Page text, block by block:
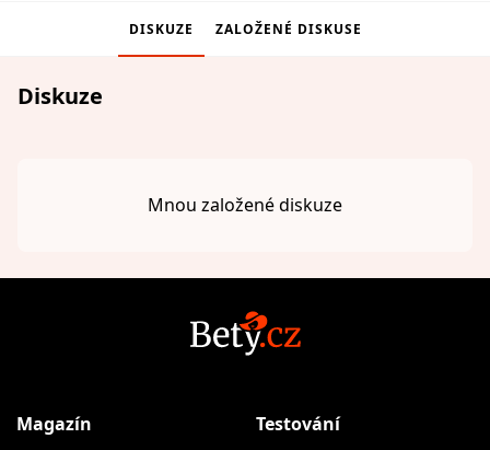
DISKUZE ZALOŽENÉ DISKUSE
Diskuze
Mnou založené diskuze
Magazín Testování